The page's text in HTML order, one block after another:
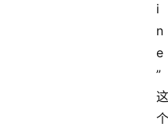
i
n
e
”
这
个